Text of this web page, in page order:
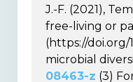
J.-F. (2021),
free-living or
(https://doi.org/
microbial
08463-z (3)